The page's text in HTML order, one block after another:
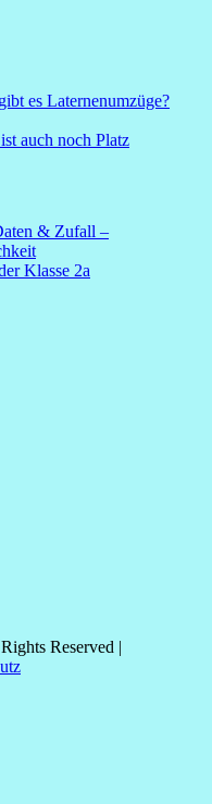
es Laternenumzüge?
auch noch Platz
& Zufall –
Klasse 2a
Reserved |